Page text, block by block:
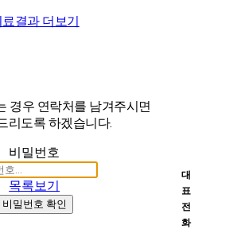
료결과 더보기
경우 연락처를 남겨주시면
리도록 하겠습니다.
비밀번호
목록보기
비밀번호 확인
대
표
전
화